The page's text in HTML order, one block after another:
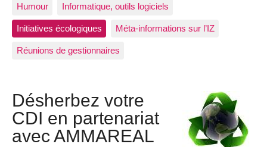
Humour Informatique, outils logiciels
Initiatives écologiques Méta-informations sur l’IZ
Réunions de gestionnaires
Désherbez votre
CDI en partenariat
avec AMMAREAL